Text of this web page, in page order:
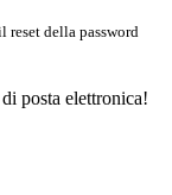
reset della password
posta elettronica!